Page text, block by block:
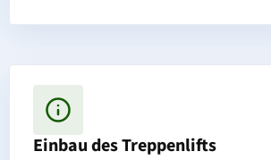
Einbau des Treppenlifts